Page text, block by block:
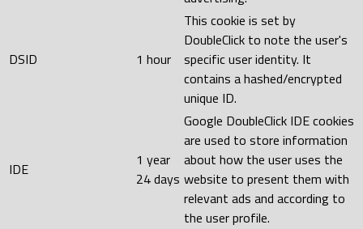
DSID 1 hour
This cookie is set by
DoubleClick to note the user's
specific user identity. It
contains a hashed/encrypted
unique ID.
IDE
1 year
24 days
Google DoubleClick IDE cookies
are used to store information
about how the user uses the
website to present them with
relevant ads and according to
the user profile.